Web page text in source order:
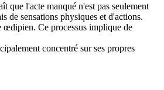
que l'acte manqué n'est pas seulement
de sensations physiques et d'actions.
œdipien. Ce processus implique de
concentré sur ses propres